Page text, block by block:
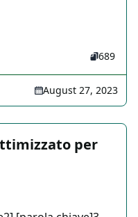
689
August 27, 2023
per